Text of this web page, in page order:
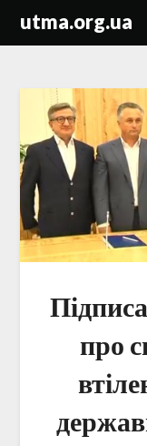
utma.org.ua
про